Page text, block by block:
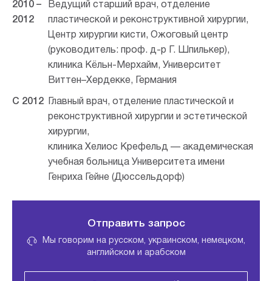
2010 –
2012
Ведущий старший врач, отделение
пластической и реконструктивной хирургии,
Центр хирургии кисти, Ожоговый центр
(руководитель: проф. д-р Г. Шпилькер),
клиника Кёльн-Мерхайм, Университет
Виттен–Хердекке, Германия
С 2012
Главный врач, отделение пластической и
реконструктивной хирургии и эстетической
хирургии,
клиника Хелиос Крефельд — академическая
учебная больница Университета имени
Генриха Гейне (Дюссельдорф)
Отправить запрос
Мы говорим на русском, украинском, немецком,
английском и арабском